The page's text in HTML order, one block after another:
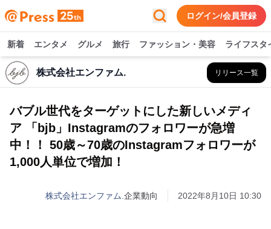
ログイン/会員登録
新着 エンタメ グルメ 旅行 ファッション・美容 ライフスタ
株式会社エンファム. リリース一覧
バブル世代をターゲットにした新しいメディ
ア 「bjb」Instagramのフォロワーが急増
中！！ 50歳～70歳のInstagramフォロワーが
1,000人単位で増加！
株式会社エンファム. 企業動向 2022年8月10日 10:30